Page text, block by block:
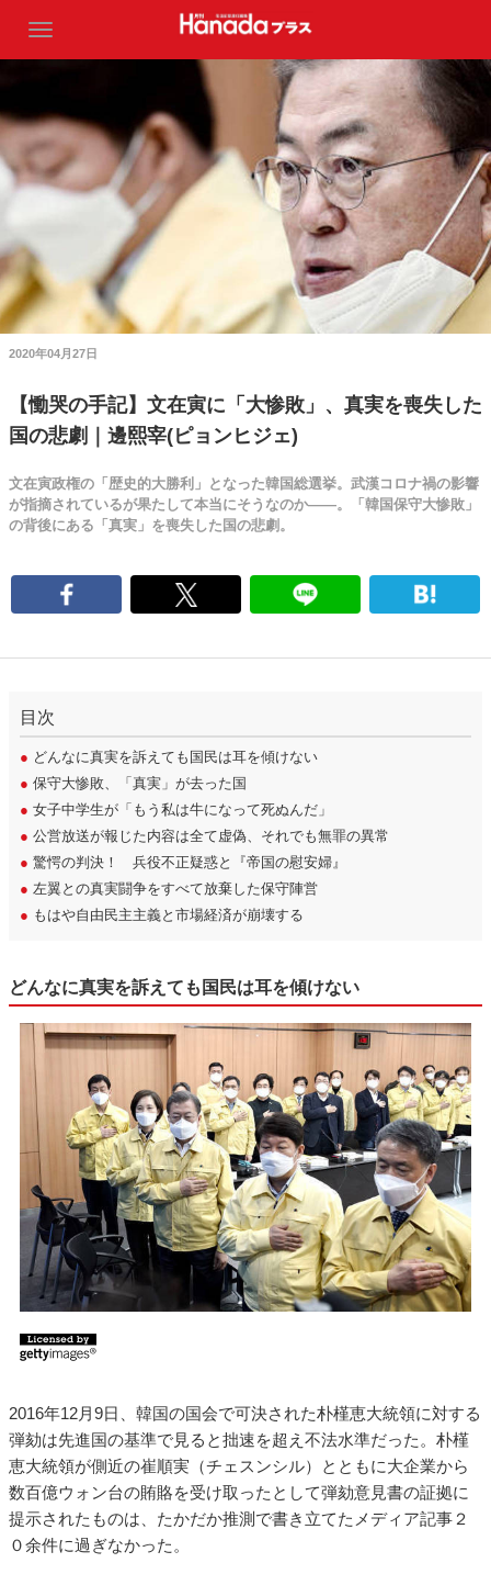
2020年04月27日
【慟哭の手記】文在寅に「大惨敗」、真実を喪失した
国の悲劇｜邊熙宰(ピョンヒジェ)
文在寅政権の「歴史的大勝利」となった韓国総選挙。武漢コロナ禍の影響
が指摘されているが果たして本当にそうなのか――。「韓国保守大惨敗」
の背後にある「真実」を喪失した国の悲劇。
目次
● どんなに真実を訴えても国民は耳を傾けない
● 保守大惨敗、「真実」が去った国
● 女子中学生が「もう私は牛になって死ぬんだ」
● 公営放送が報じた内容は全て虚偽、それでも無罪の異常
● 驚愕の判決！ 兵役不正疑惑と『帝国の慰安婦』
● 左翼との真実闘争をすべて放棄した保守陣営
● もはや自由民主主義と市場経済が崩壊する
どんなに真実を訴えても国民は耳を傾けない
2016年12月9日、韓国の国会で可決された朴槿恵大統領に対する
弾劾は先進国の基準で見ると拙速を超え不法水準だった。朴槿
恵大統領が側近の崔順実（チェスンシル）とともに大企業から
数百億ウォン台の賄賂を受け取ったとして弾劾意見書の証拠に
提示されたものは、たかだか推測で書き立てたメディア記事２
０余件に過ぎなかった。